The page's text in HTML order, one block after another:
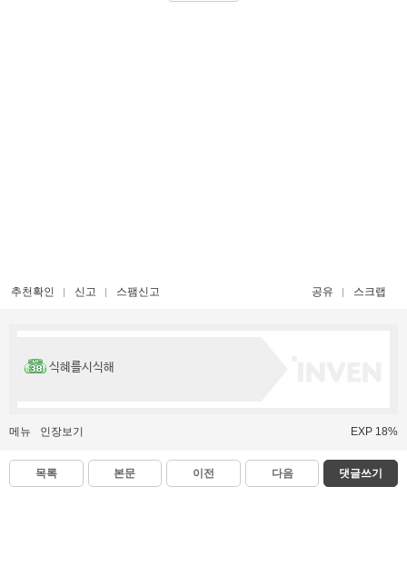
추천확인 신고 스팸신고 공유 스크랩
식혜를시식해
메뉴 인장보기 EXP 18%
목록 본문 이전 다음 댓글쓰기